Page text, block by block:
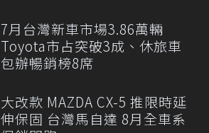
7月台灣新車市場3.86萬輛
Toyota市占突破3成、休旅車
包辦暢銷榜8席
大改款 MAZDA CX-5 推限時延
伸保固 台灣馬自達 8月全車系